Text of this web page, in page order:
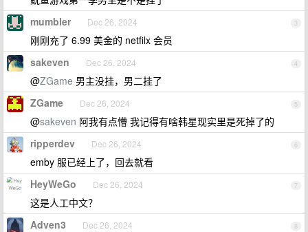
3
mumbler Dec 26, 2024
刚刚充了 6.99 美金的 netfilx 会员
4
sakeven Dec 26, 2024
@ZGame 男主没挂，男二挂了
5
ZGame Dec 26, 2024
@sakeven 阿我有点懵 我记得有啥韩星现实里是死掉了的
6
ripperdev Dec 26, 2024
emby 服已经上了，回去就看
7
HeyWeGo Dec 26, 2024
这是人工中文？
8
Adven3 Dec 26, 2024